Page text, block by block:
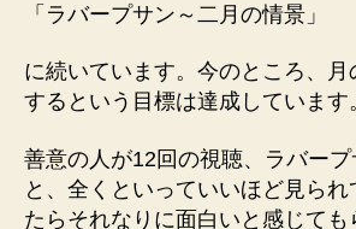
目
物
へ
の
「ラバープサン～二月の情景」
に続いています。今のところ、
するという目標は達成しています
善意の人が12回の視聴、ラバー
と、全くといっていいほど見ら
たらそれなりに面白いと感じても